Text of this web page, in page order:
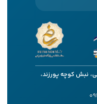
نبش کوچه پورزند،